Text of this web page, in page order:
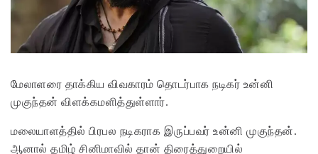
மேலாளரை தாக்கிய விவகாரம் தொடர்பாக நடிகர் உன்னி
முகுந்தன் விளக்கமளித்துள்ளார்.
மலையாளத்தில் பிரபல நடிகராக இருப்பவர் உன்னி முகுந்தன்.
ஆனால் தமிழ் சினிமாவில் தான் திரைத்துறையில்